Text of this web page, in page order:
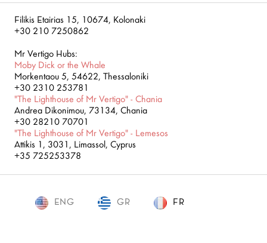
Filikis Etairias 15, 10674, Kolonaki
+30 210 7250862
Mr Vertigo Hubs:
Moby Dick or the Whale
Morkentaou 5, 54622, Thessaloniki
+30 2310 253781
"The Lighthouse of Mr Vertigo" - Chania
Andrea Dikonimou, 73134, Chania
+30 28210 70701
"The Lighthouse of Mr Vertigo" - Lemesos
Attikis 1, 3031, Limassol, Cyprus
+35 725253378
ENG GR FR